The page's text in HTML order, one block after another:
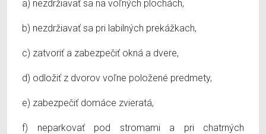
a) nezdržiavať sa na voľných plochách,
b) nezdržiavať sa pri labilných prekážkach,
c) zatvoriť a zabezpečiť okná a dvere,
d) odložiť z dvorov voľne položené predmety,
e) zabezpečiť domáce zvieratá,
f) neparkovať pod stromami a pri chatrných